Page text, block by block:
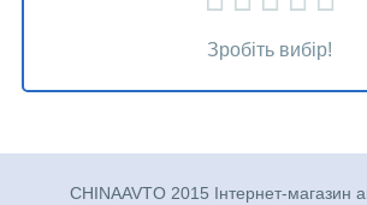
Зробіть вибір!
CHINAAVTO 2015 Інтернет-магазин